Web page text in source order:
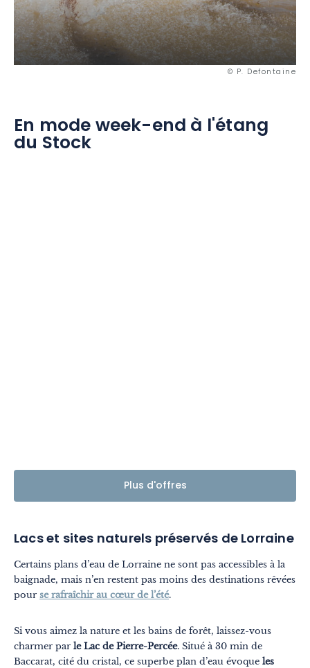
© P. Defontaine
En mode week-end à l'étang
du Stock
Plus d'offres
Lacs et sites naturels préservés de Lorraine
Certains plans d’eau de Lorraine ne sont pas accessibles à la
baignade, mais n’en restent pas moins des destinations rêvées
pour se rafraîchir au cœur de l’été.
Si vous aimez la nature et les bains de forêt, laissez-vous
charmer par le Lac de Pierre-Percée. Situé à 30 min de
Baccarat, cité du cristal, ce superbe plan d’eau évoque les